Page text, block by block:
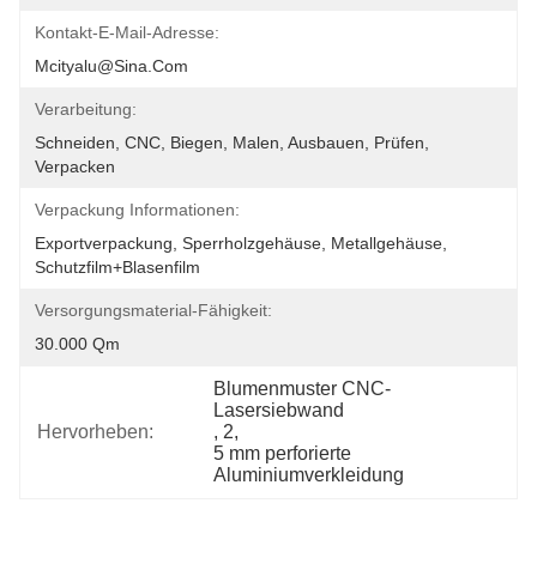
Kontakt-E-Mail-Adresse:
Mcityalu@sina.com
Verarbeitung:
Schneiden, CNC, Biegen, Malen, Ausbauen, Prüfen,
Verpacken
Verpackung Informationen:
Exportverpackung, Sperrholzgehäuse, Metallgehäuse,
Schutzfilm+Blasenfilm
Versorgungsmaterial-Fähigkeit:
30.000 Qm
Hervorheben:
Blumenmuster CNC-
Lasersiebwand
, 2,
5 mm perforierte
Aluminiumverkleidung